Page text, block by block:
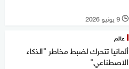
l 9 يونيو 2026
عالم
ألمانيا تتحرك لضبط مخاطر "الذكاء
الاصطناعي"